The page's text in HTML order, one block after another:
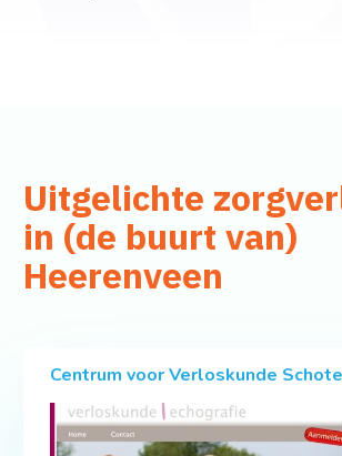
Uitgelichte
in (de buurt van)
Heerenveen
Centrum voor Verloskunde